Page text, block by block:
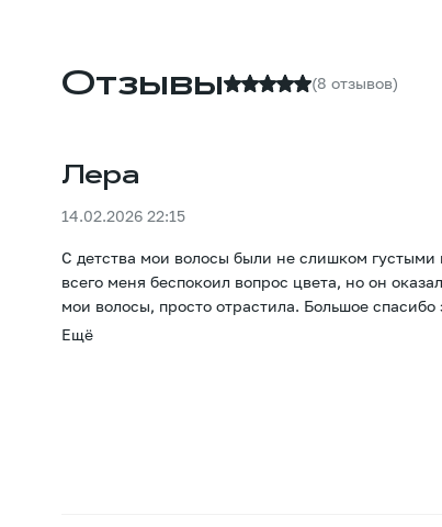
Отзывы (8 отзывов)
Лера
14.02.2026 22:15
С детства мои волосы были не слишком
всего меня беспокоил вопрос цвета, но он
мои волосы, просто отрастила. Большое
Ещё